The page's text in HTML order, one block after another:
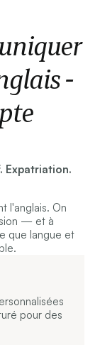
-
Expatriation.
l'anglais. On
— et à
que langue et
pour des